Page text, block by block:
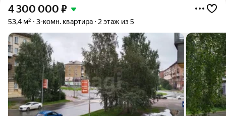
4 300 000 ₽
53,4 м² 3-комн. квартира 2 этаж из 5